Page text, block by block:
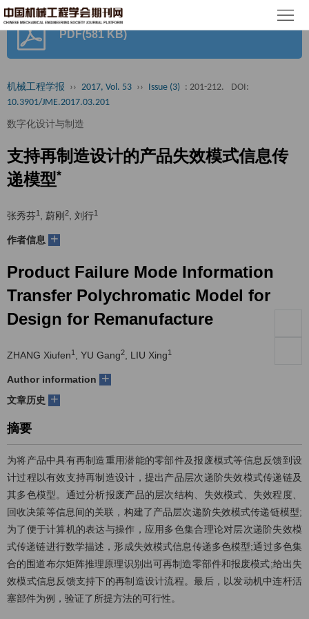
首
论
服
刊
态
分
目
录
入
集
群
关
于
我
读
者
学
网
PDF(581 KB)
机械工程学报 ›› 2017, Vol. 53 ›› Issue (3) : 201-212.
DOI:
10.3901/JME.2017.03.201
数字化设计与制造
支持再制造设计的产品失效模式信息传
递模型*
张秀芬1 , 蔚刚 2 , 刘行1
作者信息 +
Product Failure Mode Information
Transfer Polychromatic Model for
Design for Remanufacture
ZHANG Xiufen1 , YU Gang2 , LIU Xing1
Author information +
文章历史 +
摘要
为将产品中具有再制造重用潜能的零部件及报废模式等信息反馈到设
计过程以有效支持再制造设计，提出产品层次递阶失效模式传递链及
其多色模型。通过分析报废产品的层次结构、失效模式、失效程度、
回收决策等信息间的关联，构建了产品层次递阶失效模式传递链模型;
为了便于计算机的表达与操作，应用多色集合理论对层次递阶失效模
式传递链进行数学描述，形成失效模式信息传递多色模型;通过多色集
合的围道布尔矩阵推理原理识别出可再制造零部件和报废模式;给出失
效模式信息反馈支持下的再制造设计流程。最后，以发动机中连杆活
塞部件为例，验证了所提方法的可行性。